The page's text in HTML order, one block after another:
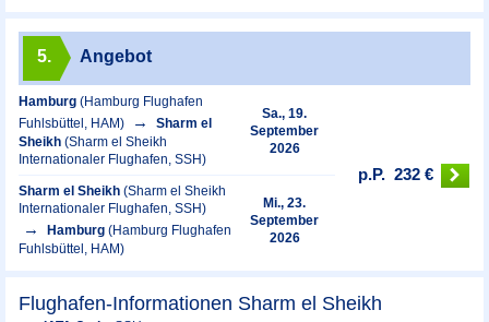
5. Angebot
Hamburg (Hamburg Flughafen
Fuhlsbüttel, HAM)
Sharm el
Sheikh (Sharm el Sheikh
Internationaler Flughafen, SSH)
Sa., 19.
September
2026
Sharm el Sheikh (Sharm el Sheikh
Internationaler Flughafen, SSH)
Hamburg (Hamburg Flughafen
Fuhlsbüttel, HAM)
Mi., 23.
September
2026
p.P. 232 €
Flughafen-Informationen Sharm el Sheikh